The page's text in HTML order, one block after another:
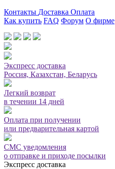
Контакты Доставка Оплата
Как купить FAQ Форум О фирме
Экспресс доставка
Россия, Казахстан, Беларусь
Легкий возврат
в течении 14 дней
Оплата при получении
или предварительная картой
СМС уведомления
о отправке и приходе посылки
Экспресс доставка